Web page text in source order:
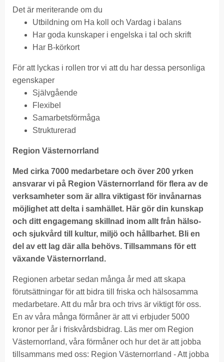
Det är meriterande om du
Utbildning om Ha koll och Vardag i balans
Har goda kunskaper i engelska i tal och skrift
Har B-körkort
För att lyckas i rollen tror vi att du har dessa personliga
egenskaper
Självgående
Flexibel
Samarbetsförmåga
Strukturerad
Region Västernorrland
Med cirka 7000 medarbetare och över 200 yrken
ansvarar vi på Region Västernorrland för flera av de
verksamheter som är allra viktigast för invånarnas
möjlighet att delta i samhället. Här gör din kunskap
och ditt engagemang skillnad inom allt från hälso-
och sjukvård till kultur, miljö och hållbarhet. Bli en
del av ett lag där alla behövs. Tillsammans för ett
växande Västernorrland.
Regionen arbetar sedan många år med att skapa
förutsättningar för att bidra till friska och hälsosamma
medarbetare. Att du mår bra och trivs är viktigt för oss.
En av våra många förmåner är att vi erbjuder 5000
kronor per år i friskvårdsbidrag. Läs mer om Region
Västernorrland, våra förmåner och hur det är att jobba
tillsammans med oss: Region Västernorrland - Att jobba